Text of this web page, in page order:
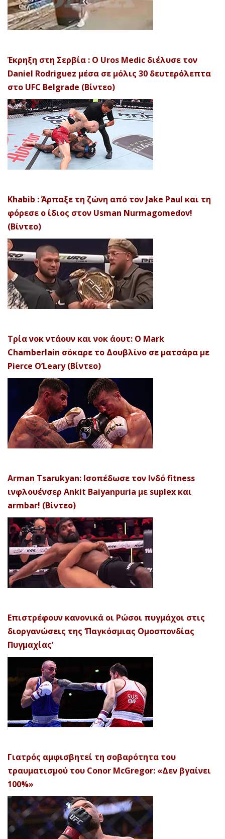
Έκρηξη στη Σερβία : Ο Uros Medic διέλυσε τον
Daniel Rodriguez μέσα σε μόλις 30 δευτερόλεπτα
στο UFC Belgrade (Βίντεο)
Khabib : Άρπαξε τη ζώνη από τον Jake Paul και τη
φόρεσε ο ίδιος στον Usman Nurmagomedov!
(Βίντεο)
Τρία νοκ ντάουν και νοκ άουτ: Ο Mark
Chamberlain σόκαρε το Δουβλίνο σε ματσάρα με
Pierce O’Leary (Βίντεο)
Arman Tsarukyan: Ισοπέδωσε τον Ινδό fitness
ινφλουένσερ Ankit Baiyanpuria με suplex και
armbar! (Βίντεο)
Επιστρέφουν κανονικά οι Ρώσοι πυγμάχοι στις
διοργανώσεις της ‘Παγκόσμιας Ομοσπονδίας
Πυγμαχίας’
Γιατρός αμφισβητεί τη σοβαρότητα του
τραυματισμού του Conor McGregor: «Δεν βγαίνει
100%»